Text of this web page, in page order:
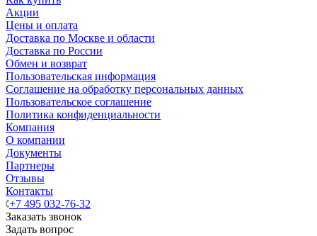
Акции
Цены и оплата
Доставка по Москве и области
Доставка по России
Обмен и возврат
Пользовательская информация
Соглашение на обработку персональных данных
Пользовательское соглашение
Политика конфиденциальности
Компания
О компании
Документы
Партнеры
Отзывы
Контакты
+7 495 032-76-32
Заказать звонок
Задать вопрос